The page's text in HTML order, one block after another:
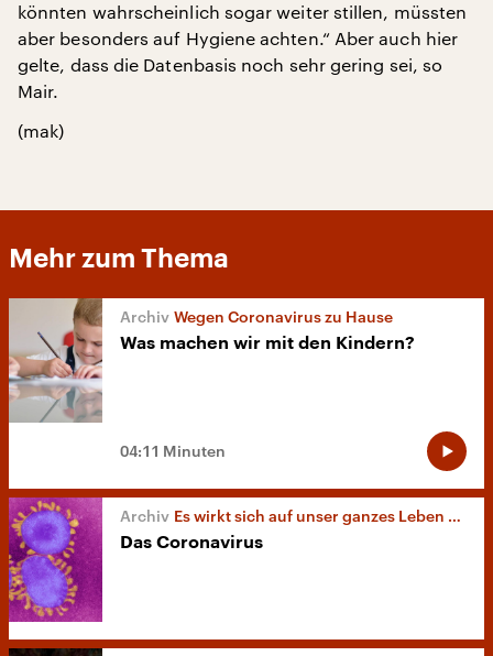
könnten wahrscheinlich sogar weiter stillen, müssten
aber besonders auf Hygiene achten.“ Aber auch hier
gelte, dass die Datenbasis noch sehr gering sei, so
Mair.
(mak)
Mehr zum Thema
Wegen Coronavirus zu Hause
Was machen wir mit den Kindern?
04:11 Minuten
Es wirkt sich auf unser ganzes Leben aus
Das Coronavirus